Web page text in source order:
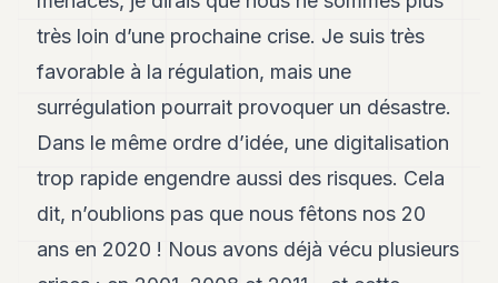
très loin d’une prochaine crise. Je suis très
favorable à la régulation, mais une
surrégulation pourrait provoquer un désastre.
Dans le même ordre d’idée, une digitalisation
trop rapide engendre aussi des risques. Cela
dit, n’oublions pas que nous fêtons nos 20
ans en 2020 ! Nous avons déjà vécu plusieurs